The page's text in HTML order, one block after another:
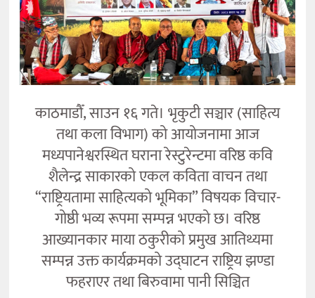
काठमाडौँ, साउन १६ गते। भृकुटी सञ्चार (साहित्य
तथा कला विभाग) को आयोजनामा आज
मध्यपानेश्वरस्थित घराना रेस्टुरेन्टमा वरिष्ठ कवि
शैलेन्द्र साकारको एकल कविता वाचन तथा
“राष्ट्रियतामा साहित्यको भूमिका” विषयक विचार-
गोष्ठी भव्य रूपमा सम्पन्न भएको छ। वरिष्ठ
आख्यानकार माया ठकुरीको प्रमुख आतिथ्यमा
सम्पन्न उक्त कार्यक्रमको उद्घाटन राष्ट्रिय झण्डा
फहराएर तथा बिरुवामा पानी सिञ्चित